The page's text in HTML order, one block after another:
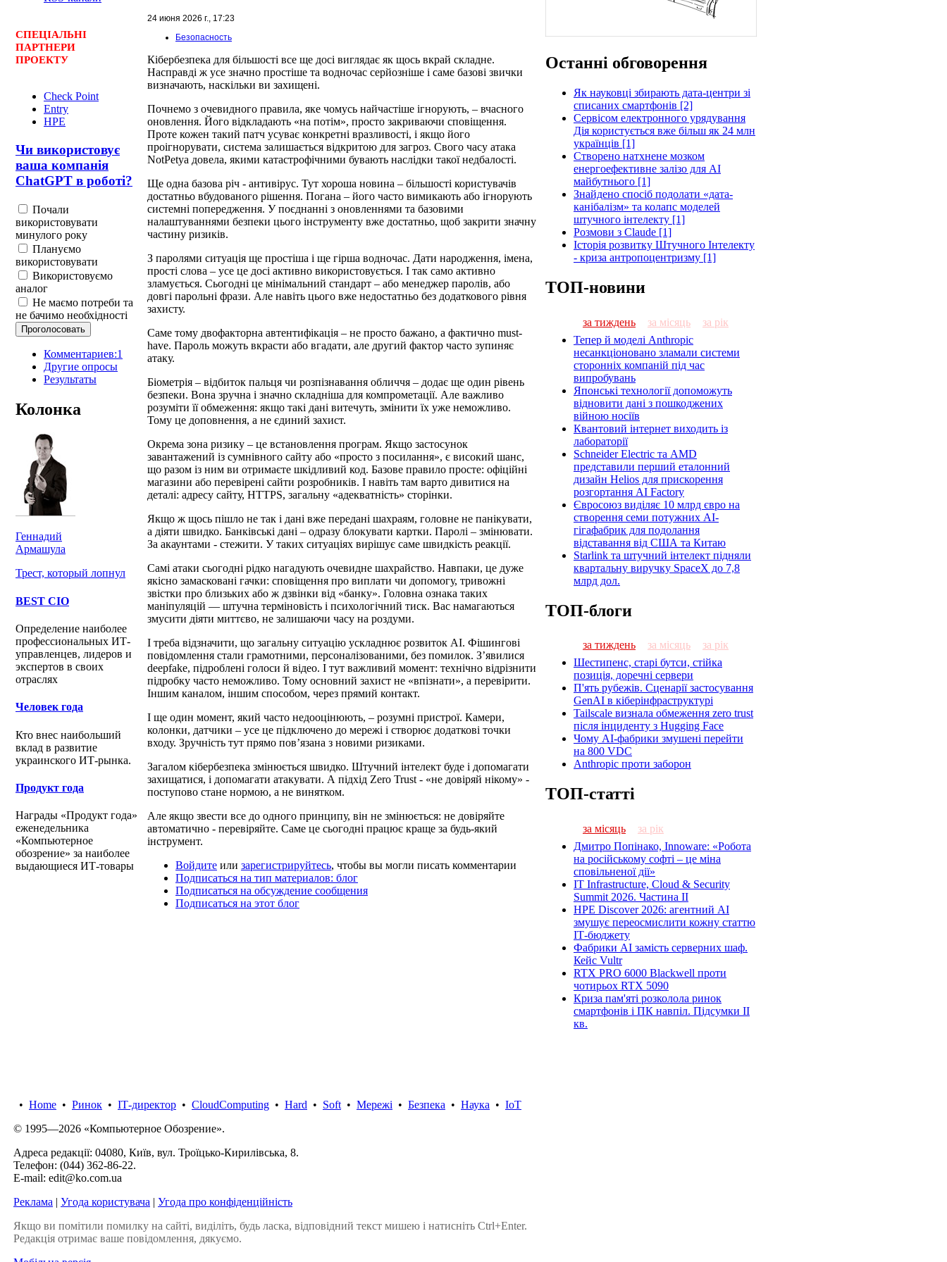
СПЕЦІАЛЬНІ
ПАРТНЕРИ
ПРОЕКТУ
Check Point
Entry
HPE
Чи використовує
ваша компанія
ChatGPT в роботі?
Почали
використовувати
минулого року
Плануємо
використовувати
Використовуємо
аналог
Не маємо потреби та
не бачимо необхідності
Комментариев:1
Другие опросы
Результаты
Колонка
Геннадий
Армашула
Трест, который лопнул
BEST CIO
Определение наиболее
профессиональных ИТ-
управленцев, лидеров и
экспертов в своих
отраслях
Человек года
Кто внес наибольший
вклад в развитие
украинского ИТ-рынка.
Продукт года
Награды «Продукт года»
еженедельника
«Компьютерное
обозрение» за наиболее
выдающиеся ИТ-товары
24 июня 2026 г., 17:23
Безопасность
Кібербезпека для більшості все ще досі виглядає як щось вкрай складне.
Насправді ж усе значно простіше та водночас серйозніше і саме базові звички
визначають, наскільки ви захищені.
Почнемо з очевидного правила, яке чомусь найчастіше ігнорують, – вчасного
оновлення. Його відкладають «на потім», просто закриваючи сповіщення.
Проте кожен такий патч усуває конкретні вразливості, і якщо його
проігнорувати, система залишається відкритою для загроз. Свого часу атака
NotPetya довела, якими катастрофічними бувають наслідки такої недбалості.
Ще одна базова річ - антивірус. Тут хороша новина – більшості користувачів
достатньо вбудованого рішення. Погана – його часто вимикають або ігнорують
системні попередження. У поєднанні з оновленнями та базовими
налаштуваннями безпеки цього інструменту вже достатньо, щоб закрити значну
частину ризиків.
З паролями ситуація ще простіша і ще гірша водночас. Дати народження, імена,
прості слова – усе це досі активно використовується. І так само активно
зламується. Сьогодні це мінімальний стандарт – або менеджер паролів, або
довгі парольні фрази. Але навіть цього вже недостатньо без додаткового рівня
захисту.
Саме тому двофакторна автентифікація – не просто бажано, а фактично must-
have. Пароль можуть вкрасти або вгадати, але другий фактор часто зупиняє
атаку.
Біометрія – відбиток пальця чи розпізнавання обличчя – додає ще один рівень
безпеки. Вона зручна і значно складніша для компрометації. Але важливо
розуміти її обмеження: якщо такі дані витечуть, змінити їх уже неможливо.
Тому це доповнення, а не єдиний захист.
Окрема зона ризику – це встановлення програм. Якщо застосунок
завантажений із сумнівного сайту або «просто з посилання», є високий шанс,
що разом із ним ви отримаєте шкідливий код. Базове правило просте: офіційні
магазини або перевірені сайти розробників. І навіть там варто дивитися на
деталі: адресу сайту, HTTPS, загальну «адекватність» сторінки.
Якщо ж щось пішло не так і дані вже передані шахраям, головне не панікувати,
а діяти швидко. Банківські дані – одразу блокувати картки. Паролі – змінювати.
За акаунтами - стежити. У таких ситуаціях вирішує саме швидкість реакції.
Самі атаки сьогодні рідко нагадують очевидне шахрайство. Навпаки, це дуже
якісно замасковані гачки: сповіщення про виплати чи допомогу, тривожні
звістки про близьких або ж дзвінки від «банку». Головна ознака таких
маніпуляцій — штучна терміновість і психологічний тиск. Вас намагаються
змусити діяти миттєво, не залишаючи часу на роздуми.
І треба відзначити, що загальну ситуацію ускладнює розвиток АІ. Фішингові
повідомлення стали грамотними, персоналізованими, без помилок. З’явилися
deepfake, підроблені голоси й відео. І тут важливий момент: технічно відрізнити
підробку часто неможливо. Тому основний захист не «впізнати», а перевірити.
Іншим каналом, іншим способом, через прямий контакт.
І ще один момент, який часто недооцінюють, – розумні пристрої. Камери,
колонки, датчики – усе це підключено до мережі і створює додаткові точки
входу. Зручність тут прямо пов’язана з новими ризиками.
Загалом кібербезпека змінюється швидко. Штучний інтелект буде і допомагати
захищатися, і допомагати атакувати. А підхід Zero Trust - «не довіряй нікому» -
поступово стане нормою, а не винятком.
Але якщо звести все до одного принципу, він не змінюється: не довіряйте
автоматично - перевіряйте. Саме це сьогодні працює краще за будь-який
інструмент.
Войдите или зарегистрируйтесь, чтобы вы могли писать комментарии
Подписаться на тип материалов: блог
Подписаться на обсуждение сообщения
Подписаться на этот блог
Останні обговорення
Як науковці збирають дата-центри зі
списаних смартфонів [2]
Сервісом електронного урядування
Дія користується вже більш як 24 млн
українців [1]
Створено натхнене мозком
енергоефективне залізо для AI
майбутнього [1]
Знайдено спосіб подолати «дата-
канібалізм» та колапс моделей
штучного інтелекту [1]
Розмови з Claude [1]
Історія розвитку Штучного Інтелекту
- криза антропоцентризму [1]
ТОП-новини
за тиждень за місяць
за рік
Тепер й моделі Anthropic
несанкціоновано зламали системи
сторонніх компаній під час
випробувань
Японські технології допоможуть
відновити дані з пошкоджених
війною носіїв
Квантовий інтернет виходить із
лабораторії
Schneider Electric та AMD
представили перший еталонний
дизайн Helios для прискорення
розгортання AI Factory
Євросоюз виділяє 10 млрд євро на
створення семи потужних AI-
гігафабрик для подолання
відставання від США та Китаю
Starlink та штучний інтелект підняли
квартальну виручку SpaceX до 7,8
млрд дол.
ТОП-блоги
за тиждень за місяць
за рік
Шестипенс, старі бутси, стійка
позиція, доречні сервери
П'ять рубежів. Сценарії застосування
GenAI в кіберінфраструктурі
Tailscale визнала обмеження zero trust
після інциденту з Hugging Face
Чому AI-фабрики змушені перейти
на 800 VDC
Anthropic проти заборон
ТОП-статті
за місяць
за рік
Дмитро Попінако, Innoware: «Робота
на російському софті – це міна
сповільненої дії»
IT Infrastructure, Cloud & Security
Summit 2026. Частина ІІ
HPE Discover 2026: агентний AI
змушує переосмислити кожну статтю
ІТ-бюджету
Фабрики AI замість серверних шаф.
Кейс Vultr
RTX PRO 6000 Blackwell проти
чотирьох RTX 5090
Криза пам'яті розколола ринок
смартфонів і ПК навпіл. Підсумки ІІ
кв.
• Home • Ринок • IТ-директор • CloudComputing • Hard • Soft • Мережі • Безпека • Наука • IoT
© 1995—2026 «Компьютерное Обозрение».
Адреса редакції: 04080, Київ, вул. Троїцько-Кирилівська, 8.
Телефон: (044) 362-86-22.
E-mail: edit@ko.com.ua
Реклама | Угода користувача | Угода про конфіденційність
Якщо ви помітили помилку на сайті, виділіть, будь ласка, відповідний текст мишею і натисніть Ctrl+Enter.
Редакція отримає ваше повідомлення, дякуємо.